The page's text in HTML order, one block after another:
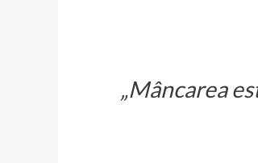
„Mâncarea